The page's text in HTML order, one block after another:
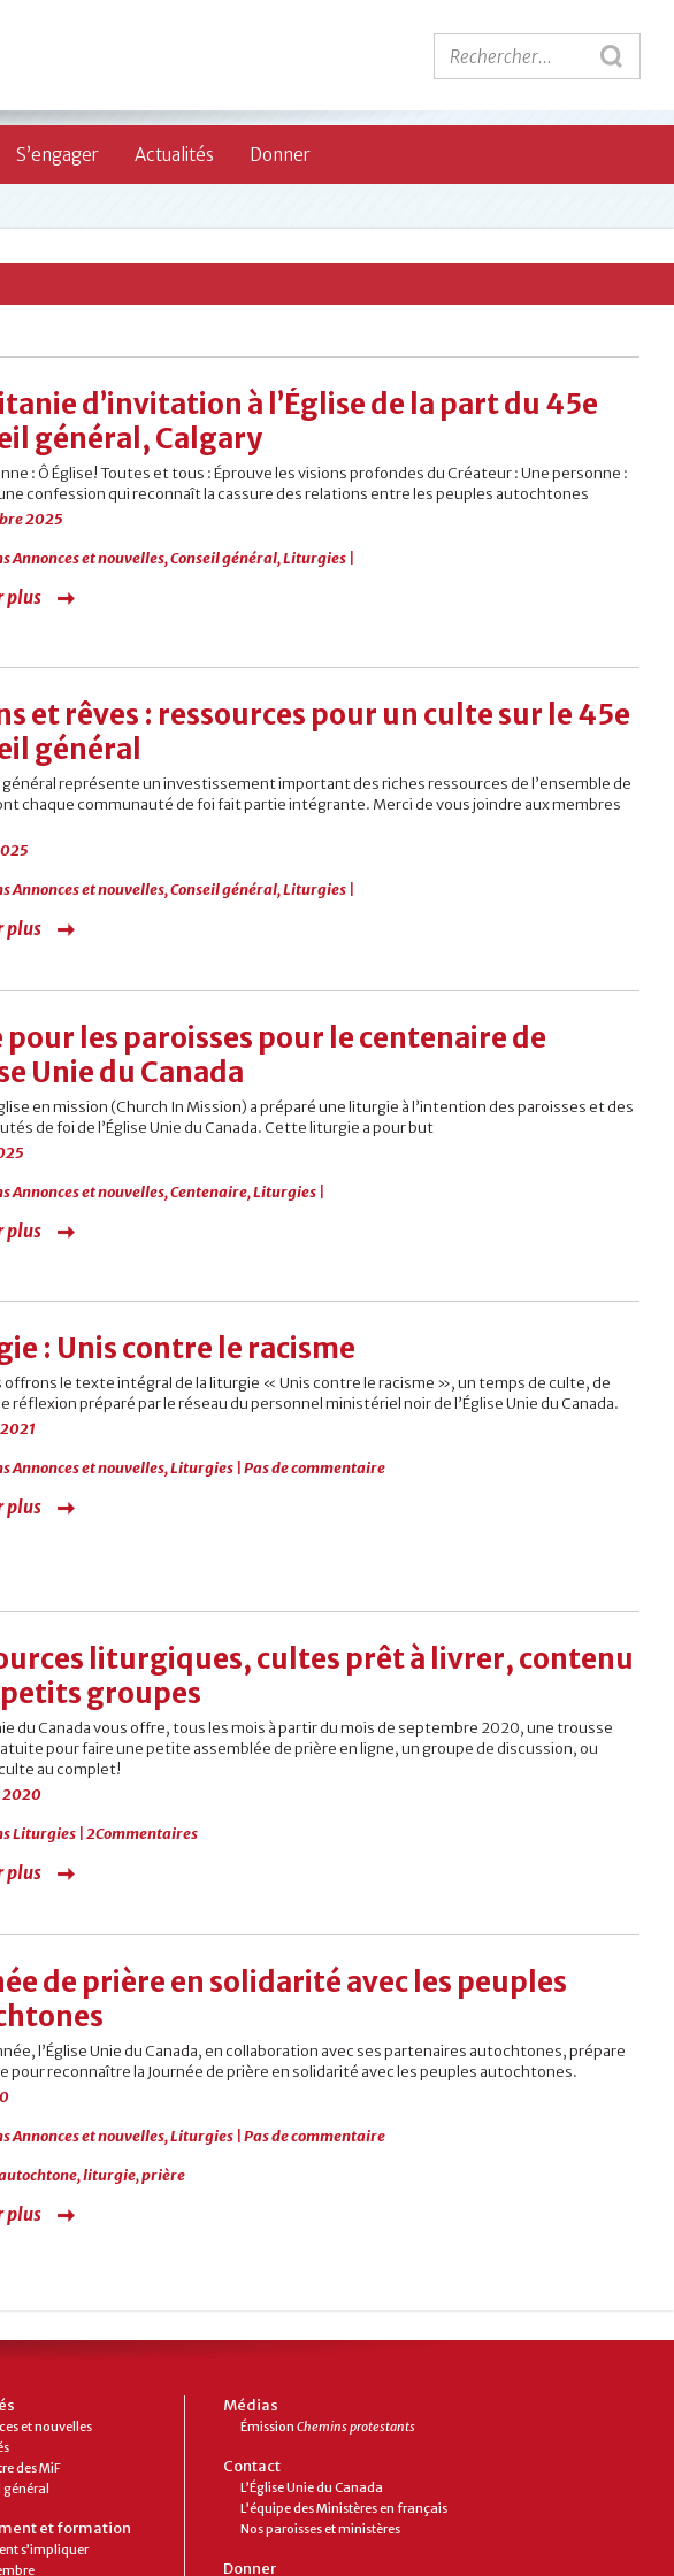
S’engager Actualités Donner
d’invitation à l’Église de la part du 45e
général, Calgary
: Ô Église! Toutes et tous : Éprouve les visions profondes du Créateur : Une personne :
confession qui reconnaît la cassure des relations entre les peuples autochtones
2025
Annonces et nouvelles,Conseil général,Liturgies
plus
et rêves : ressources pour un culte sur le 45e
général
général représente un investissement important des riches ressources de l’ensemble de
chaque communauté de foi fait partie intégrante. Merci de vous joindre aux membres
Annonces et nouvelles,Conseil général,Liturgies
plus
pour les paroisses pour le centenaire de
Unie du Canada
en mission (Church In Mission) a préparé une liturgie à l’intention des paroisses et des
de foi de l’Église Unie du Canada. Cette liturgie a pour but
Annonces et nouvelles,Centenaire,Liturgies
plus
: Unis contre le racisme
offrons le texte intégral de la liturgie « Unis contre le racisme », un temps de culte, de
réflexion préparé par le réseau du personnel ministériel noir de l’Église Unie du Canada.
Annonces et nouvelles,Liturgies Pas de commentaire
plus
liturgiques, cultes prêt à livrer, contenu
groupes
du Canada vous offre, tous les mois à partir du mois de septembre 2020, une trousse
pour faire une petite assemblée de prière en ligne, un groupe de discussion, ou
au complet!
2020
Liturgies 2Commentaires
plus
de prière en solidarité avec les peuples
l’Église Unie du Canada, en collaboration avec ses partenaires autochtones, prépare
pour reconnaître la Journée de prière en solidarité avec les peuples autochtones.
Annonces et nouvelles,Liturgies Pas de commentaire
,liturgie,prière
plus
et nouvelles
des MiF
et formation
s’impliquer
Médias
Émission Chemins protestants
Contact
L’Église Unie du Canada
L’équipe des Ministères en français
Nos paroisses et ministères
Donner